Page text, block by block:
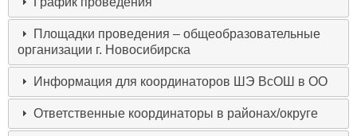
Площадки проведения – общеобразовательные
организации г. Новосибирска
Информация для координаторов ШЭ ВсОШ в ОО
Ответственные координаторы в районах/округе